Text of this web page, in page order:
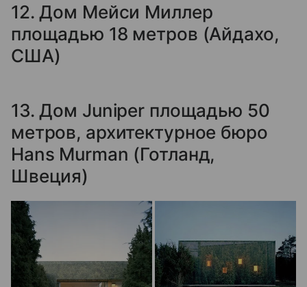
12. Дом Мейси Миллер
площадью 18 метров (Айдахо,
США)
13. Дом Juniper площадью 50
метров, архитектурное бюро
Hans Murman (Готланд,
Швеция)